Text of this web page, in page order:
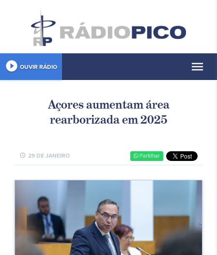
play_circle_filled OUVIR RÁDIO menu
Açores aumentam área
rearborizada em 2025
schedule 29 DE JANEIRO Partilhar